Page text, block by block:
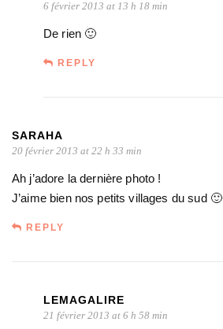
6 février 2013 at 13 h 18 min
De rien 🙂
REPLY
SARAHA
20 février 2013 at 22 h 33 min
Ah j’adore la dernière photo !
J’aime bien nos petits villages du sud 🙂
REPLY
LEMAGALIRE
21 février 2013 at 6 h 58 min